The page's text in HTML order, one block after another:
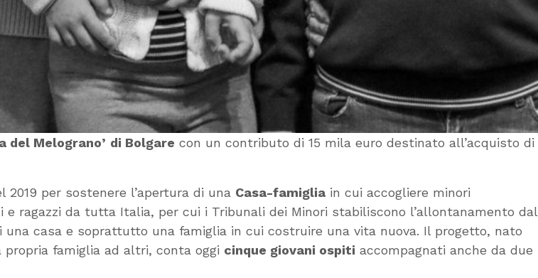
del Melograno’ di Bolgare con un contributo di 15 mila euro destinato all’acquisto di
2019 per sostenere l’apertura di una Casa-famiglia in cui accogliere minori
ragazzi da tutta Italia, per cui i Tribunali dei Minori stabiliscono l’allontanamento dal
una casa e soprattutto una famiglia in cui costruire una vita nuova. Il progetto, nato
famiglia ad altri, conta oggi cinque giovani ospiti accompagnati anche da due